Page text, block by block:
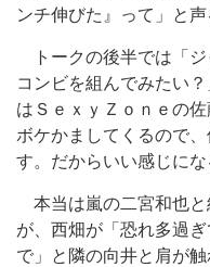
ンチ伸びた』って」と
トークの後半では「ジ
コンビを組んでみたい
はＳｅｘｙＺｏｎｅの
ボケかましてくるので
す。だからいい感じに
本当は嵐の二宮和也と
が、西畑が「恐れ多過
で」と隣の向井と肩が